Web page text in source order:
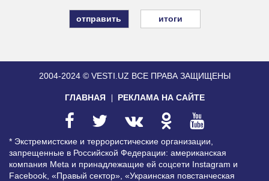
итоги
2004-2024 © VESTI.UZ ВСЕ ПРАВА ЗАЩИЩЕНЫ
ГЛАВНАЯ РЕКЛАМА НА САЙТЕ
* Экстремистские и террористические организации,
запрещенные в Российской Федерации: американская
компания Meta и принадлежащие ей соцсети Instagram и
Facebook, «Правый сектор», «Украинская повстанческая